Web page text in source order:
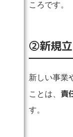
ころです。
②新規
新しい事業
ことは、 責
す。